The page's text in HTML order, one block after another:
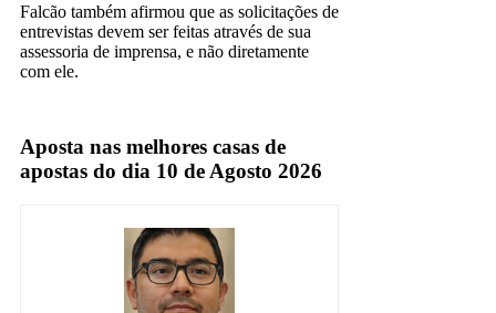
Falcão também afirmou que as solicitações de
entrevistas devem ser feitas através de sua
assessoria de imprensa, e não diretamente
com ele.
Aposta nas melhores casas de
apostas do dia 10 de Agosto 2026